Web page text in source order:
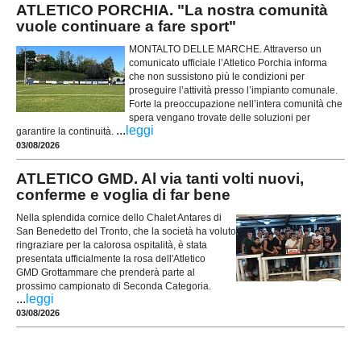
ATLETICO PORCHIA. "La nostra comunità
vuole continuare a fare sport"
MONTALTO DELLE MARCHE. Attraverso un
comunicato ufficiale l’Atletico Porchia informa
che non sussistono più le condizioni per
proseguire l’attività presso l’impianto comunale.
Forte la preoccupazione nell’intera comunità che
spera vengano trovate delle soluzioni per
garantire la continuità. ... leggi
03/08/2026
ATLETICO GMD. Al via tanti volti nuovi,
conferme e voglia di far bene
Nella splendida cornice dello Chalet Antares di
San Benedetto del Tronto, che la società ha voluto
ringraziare per la calorosa ospitalità, è stata
presentata ufficialmente la rosa dell'Atletico
GMD Grottammare che prenderà parte al
prossimo campionato di Seconda Categoria.
... leggi
03/08/2026